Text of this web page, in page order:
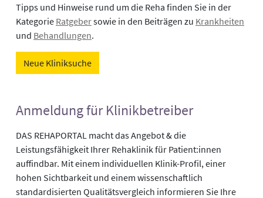
Tipps und Hinweise rund um die Reha finden Sie in der
Kategorie Ratgebersowie in den Beiträgen zu Krankheiten
und Behandlungen.
Neue Kliniksuche
Anmeldung für Klinikbetreiber
DAS REHAPORTAL macht das Angebot & die
Leistungsfähigkeit Ihrer Rehaklinik für Patient:innen
auffindbar. Mit einem individuellen Klinik-Profil, einer
hohen Sichtbarkeit und einem wissenschaftlich
standardisierten Qualitätsvergleich informieren Sie Ihre